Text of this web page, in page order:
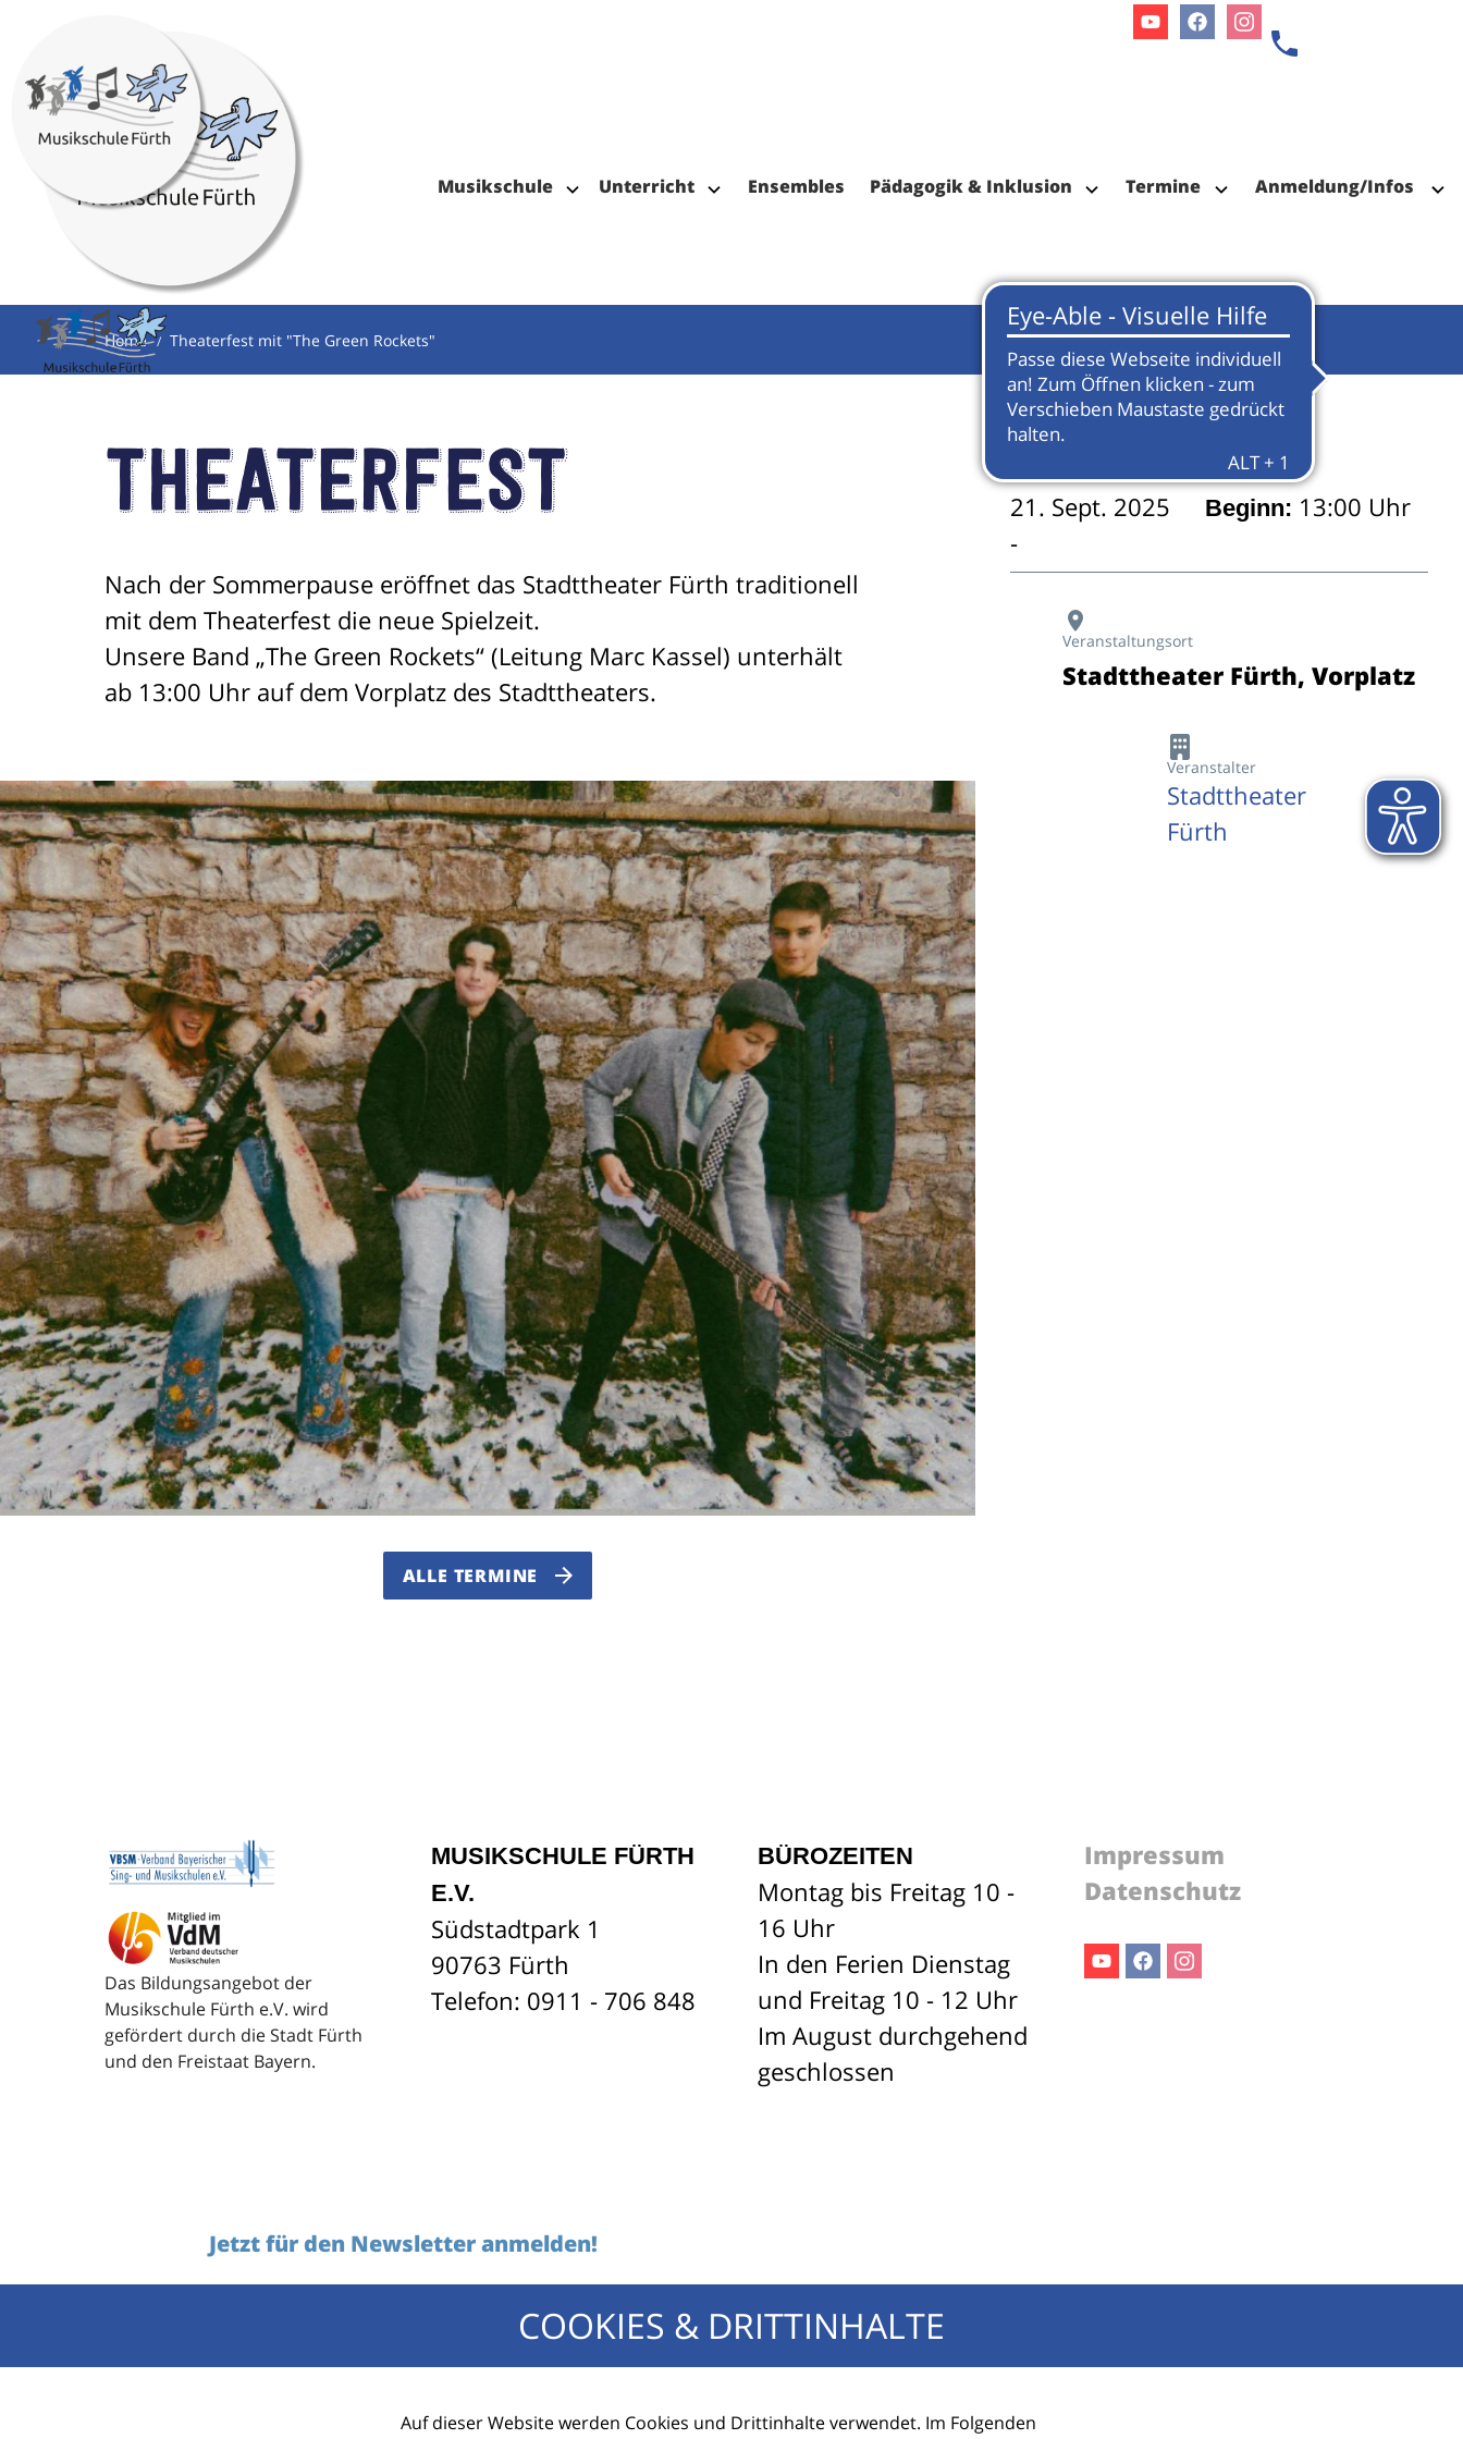
Musikschule Unterricht
Musikalische
Max Einfach -
Spiel Gemeinsam
Einfach
Rhythmen
Kinderchor
Ensembles Pädagogik & Inklusion Termine Anmeldung/Infos
Home Theaterfest mit "The Green Rockets"
Theaterfest
Nach der Sommerpause eröffnet das Stadttheater Fürth traditionell
mit dem Theaterfest die neue Spielzeit.
Unsere Band „The Green Rockets“ (Leitung Marc Kassel) unterhält
ab 13:00 Uhr auf dem Vorplatz des Stadttheaters.
ALLE TERMINE
21. Sept. 2025 Beginn: 13:00 Uhr
Veranstaltungsort
Stadttheater Fürth, Vorplatz
Veranstalter
Stadttheater
Fürth
Das Bildungsangebot der
Musikschule Fürth e.V. wird
gefördert durch die Stadt Fürth
und den Freistaat Bayern.
MUSIKSCHULE FÜRTH
E.V.
Südstadtpark 1
90763 Fürth
Telefon: 0911 - 706 848
BÜROZEITEN
Montag bis Freitag 10 -
16 Uhr
In den Ferien Dienstag
und Freitag 10 - 12 Uhr
Im August durchgehend
geschlossen
Impressum
Datenschutz
Jetzt für den Newsletter anmelden!
E-Mail Adresse
Facebook
Instagram
COOKIES & DRITTINHALTE
Auf dieser Website werden Cookies und Drittinhalte verwendet. Im Folgenden